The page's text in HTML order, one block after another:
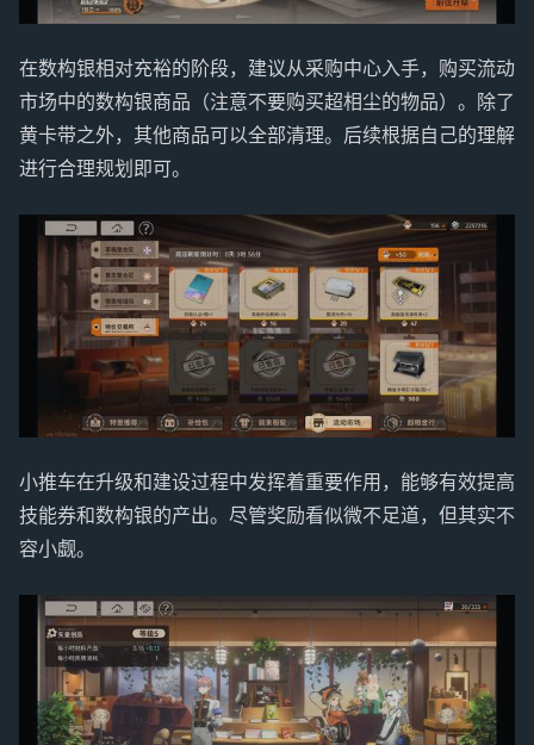
在数构银相对充裕的阶段，建议从采购中心入手，购买流动
市场中的数构银商品（注意不要购买超相尘的物品）。除了
黄卡带之外，其他商品可以全部清理。后续根据自己的理解
进行合理规划即可。
小推车在升级和建设过程中发挥着重要作用，能够有效提高
技能券和数构银的产出。尽管奖励看似微不足道，但其实不
容小觑。